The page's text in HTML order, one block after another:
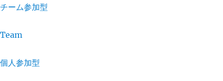
チーム参加型
Team
個人参加型